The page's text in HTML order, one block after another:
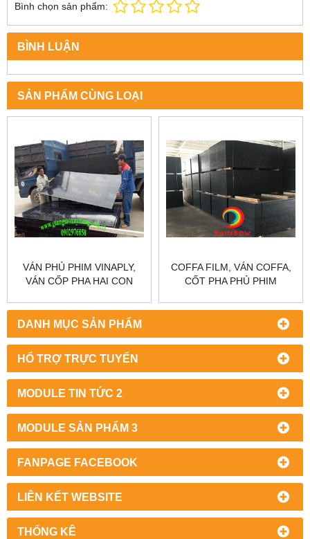
DANH MỤC SẢN PHẨM
HỔ TRỢ TRỰC TUYẾN
MODULE TIN TỨC 2
MODULE SẢN PHẨM 3
FANPAGE FACEBOOK
LIÊN KẾT WEBSITE
THỐNG KÊ
Bình chọn sản phẩm:
BÌNH LUẬN
SẢN PHẨM CÙNG LOẠI
VÁN PHỦ PHIM VINAPLY,
VÁN CỐP PHA HAI CON
COFFA FILM, VÁN COFFA,
CỐT PHA PHỦ PHIM